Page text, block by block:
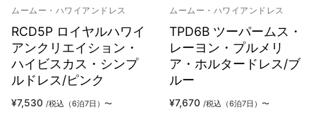
ムームー・ハワイアンドレス
RCD5P ロイヤルハワイ
アンクリエイション・
ハイビスカス・シンプ
ルドレス/ピンク
¥7,530 /税込（6泊7日）〜
ムームー・ハワイアンドレス
TPD6B ツーパームス・
レーヨン・プルメリ
ア・ホルタードレス/ブ
ルー
¥7,670 /税込（6泊7日）〜